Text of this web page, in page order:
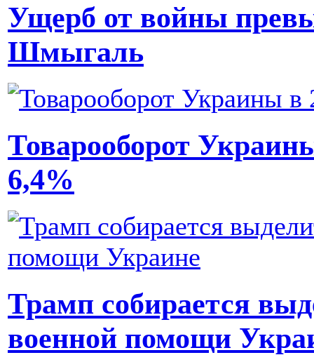
Ущерб от войны
Шмыгаль
Товарооборот
6,4%
Трамп собирается
военной помощи